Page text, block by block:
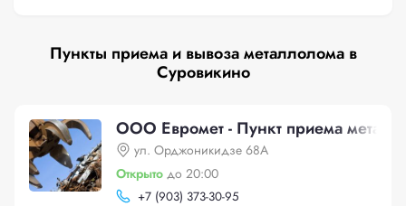
Пункты приема и вывоза металлолома в
Суровикино
ООО Евромет - Пункт приема
ул. Орджоникидзе 68А
Открыто до 20:00
+7 (903) 373-30-95